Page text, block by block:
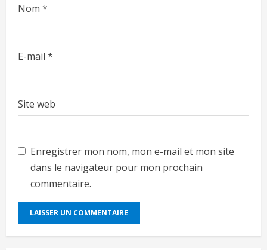
Nom *
E-mail *
Site web
Enregistrer mon nom, mon e-mail et mon site
dans le navigateur pour mon prochain
commentaire.